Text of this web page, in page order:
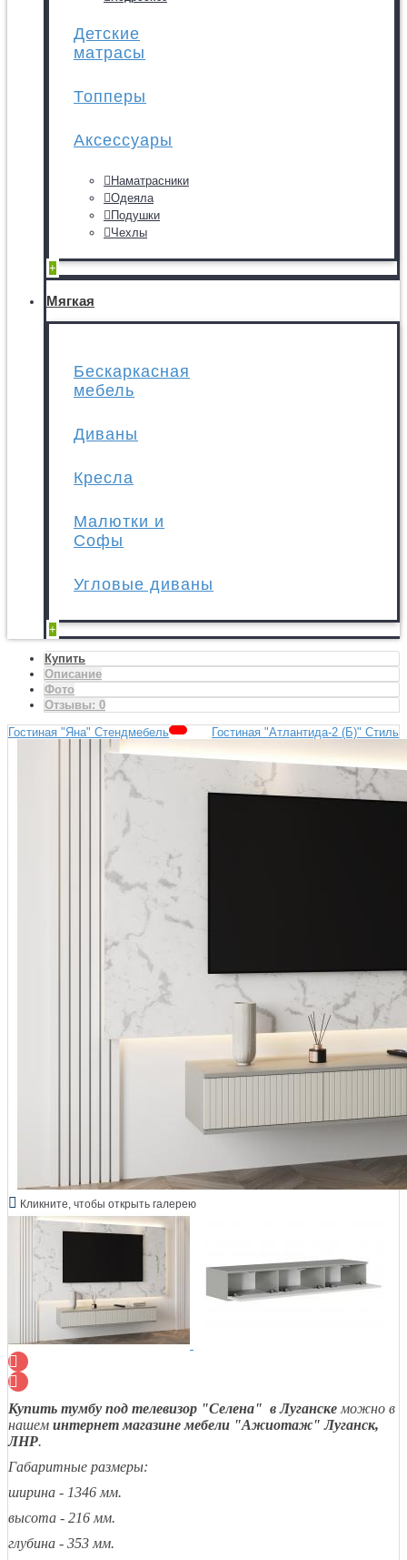
Детские
матрасы
Топперы
Аксессуары
Наматрасники
Одеяла
Подушки
Чехлы
+
Мягкая
Бескаркасная
мебель
Диваны
Кресла
Малютки и
Софы
Угловые диваны
+
Купить
Описание
Фото
Отзывы: 0
Гостиная "Яна" Стендмебель
Гостиная "Атлантида-2 (Б)" Стиль
Кликните, чтобы открыть галерею
Купить тумбу под телевизор "Селена" в Луганске можно в
нашем интернет магазине мебели "Ажиотаж" Луганск,
ЛНР.
Габаритные размеры:
ширина - 1346 мм.
высота - 216 мм.
глубина - 353 мм.